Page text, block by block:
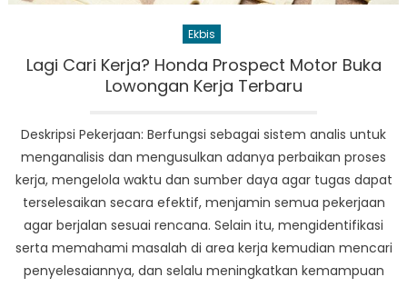
Ekbis
Lagi Cari Kerja? Honda Prospect Motor Buka
Lowongan Kerja Terbaru
Deskripsi Pekerjaan: Berfungsi sebagai sistem analis untuk
menganalisis dan mengusulkan adanya perbaikan proses
kerja, mengelola waktu dan sumber daya agar tugas dapat
terselesaikan secara efektif, menjamin semua pekerjaan
agar berjalan sesuai rencana. Selain itu, mengidentifikasi
serta memahami masalah di area kerja kemudian mencari
penyelesaiannya, dan selalu meningkatkan kemampuan